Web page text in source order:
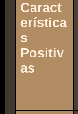
Caract
erística
s
Positiv
as